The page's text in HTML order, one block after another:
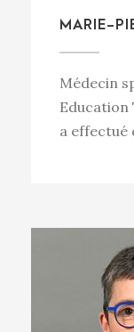
MARIE-
Médecin
Education
a effectué